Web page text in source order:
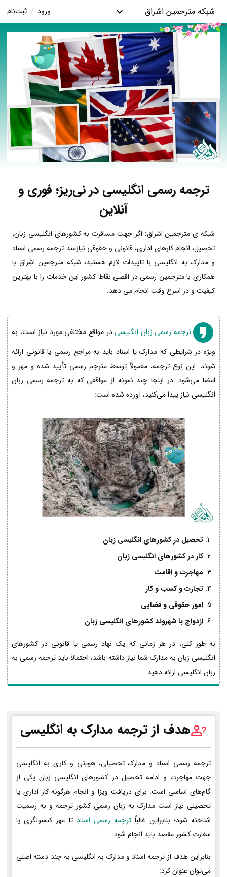
شبکه مترجمین اشراق ورود / ثبت‌نام
ترجمه رسمی انگلیسی در نی‌ریز؛ فوری و
آنلاین
شبکه ی مترجمین اشراق: اگر جهت مسافرت به کشورهای انگلیسی زبان،
تحصیل، انجام کارهای اداری، قانونی و حقوقی نیازمند ترجمه رسمی اسناد
و مدارک به انگلیسی با تاییدات لازم هستید، شبکه مترجمین اشراق با
همکاری با مترجمین رسمی در اقصی نقاط کشور این خدمات را با بهترین
کیفیت و در اسرع وقت انجام می دهد.
ترجمه رسمی زبان انگلیسیدر مواقع مختلفی مورد نیاز است، به
ویژه در شرایطی که مدارک یا اسناد باید به مراجع رسمی یا قانونی ارائه
شوند. این نوع ترجمه، معمولاً توسط مترجم رسمی تأیید شده و مهر و
امضا می‌شود. در اینجا چند نمونه از مواقعی که به ترجمه رسمی زبان
انگلیسی نیاز پیدا می‌کنید، آورده شده است:
تحصیل در کشورهای انگلیسی زبان
کار در کشورهای انگلیسی زبان
مهاجرت و اقامت
تجارت و کسب و کار
امور حقوقی و قضایی
ازدواج با شهروند کشورهای انگلیسی زبان
به طور کلی، در هر زمانی که یک نهاد رسمی یا قانونی در کشورهای
انگلیسی زبان به مدارک شما نیاز داشته باشد، احتمالاً باید ترجمه رسمی به
زبان انگلیسی ارائه دهید.
هدف از ترجمه مدارک به انگلیسی
ترجمه رسمی اسناد و مدارک تحصیلی، هویتی و کاری به انگلیسی
جهت مهاجرت و ادامه تحصیل در کشورهای انگلیسی زبان یکی از
گام‌های اساسی است. برای دریافت ویزا و انجام هرگونه کار اداری یا
تحصیلی نیاز است مدارک به زبان رسمی کشور ترجمه و به رسمیت
شناخته شود؛ بنابراین غالباً ترجمه رسمی اسناد تا مهر کنسولگری یا
سفارت کشور مقصد باید انجام شود.
بنابراین هدف از ترجمه اسناد و مدارک به انگلیسی به چند دسته اصلی
می‌توان عنوان کرد: